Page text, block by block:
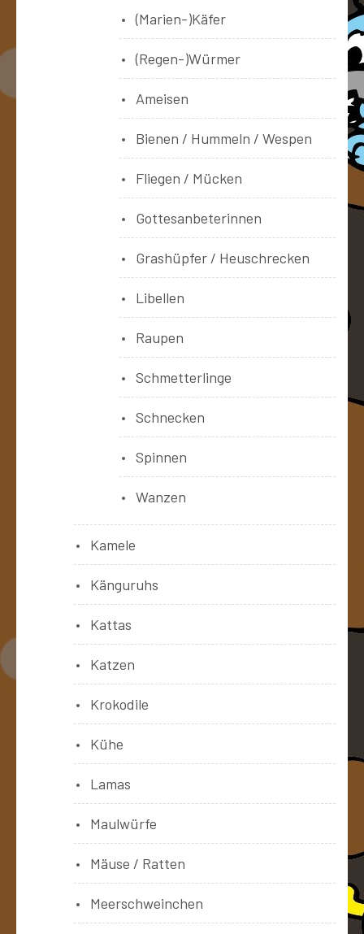
(Marien-)Käfer
(Regen-)Würmer
Ameisen
Bienen / Hummeln / Wespen
Fliegen / Mücken
Gottesanbeterinnen
Grashüpfer / Heuschrecken
Libellen
Raupen
Schmetterlinge
Schnecken
Spinnen
Wanzen
Kamele
Känguruhs
Kattas
Katzen
Krokodile
Kühe
Lamas
Maulwürfe
Mäuse / Ratten
Meerschweinchen